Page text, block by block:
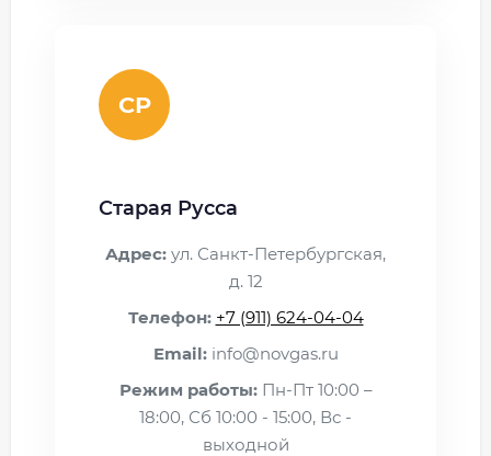
СР
Старая Русса
Адрес: ул. Санкт-Петербургская,
д. 12
Телефон: +7 (911) 624-04-04
Email:info@novgas.ru
Режим работы:Пн-Пт 10:00 –
18:00, Сб 10:00 - 15:00, Вс -
выходной